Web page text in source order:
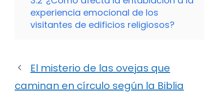
experiencia emocional de los
visitantes de edificios religiosos?
El misterio de las ovejas que
caminan en círculo según la Biblia